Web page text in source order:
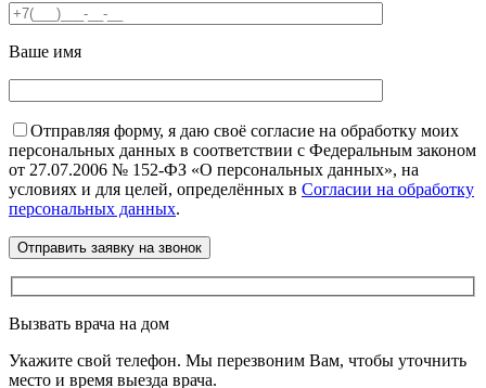
Ваше имя
Отправляя форму, я даю своё согласие на обработку моих
персональных данных в соответствии с Федеральным законом
от 27.07.2006 № 152-ФЗ «О персональных данных», на
условиях и для целей, определённых в Согласии на обработку
персональных данных.
Вызвать врача на дом
Укажите свой телефон. Мы перезвоним Вам, чтобы уточнить
место и время выезда врача.